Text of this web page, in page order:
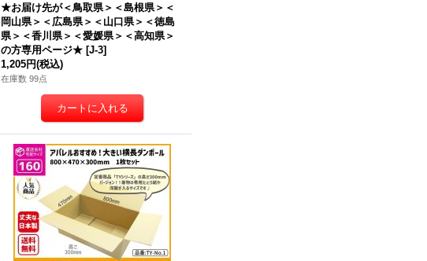
★お届け先が＜鳥取県＞＜島根県＞＜
岡山県＞＜広島県＞＜山口県＞＜徳島
県＞＜香川県＞＜愛媛県＞＜高知県＞
の方専用ページ★ [J-3]
1,205円(税込)
在庫数 99点